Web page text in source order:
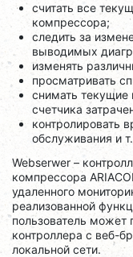
считать все
компрессора;
следить за
выводимых
изменять
просматривать
снимать текущие
счетчика
контролировать
обслуживания и
Webserwer –
компрессора
удаленного
реализованной
пользователь может
контроллера с веб-
локальной сети.